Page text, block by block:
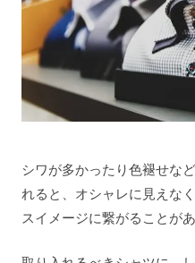
シワが多かったり色褪せな
れると、オシャレに見えな
スイメージに繋がることがあ